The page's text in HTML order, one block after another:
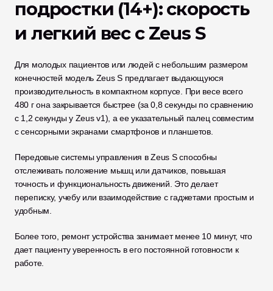
подростки (14+): скорость
и легкий вес с Zeus S
Для молодых пациентов или людей с небольшим размером
конечностей модель Zeus S предлагает выдающуюся
производительность в компактном корпусе. При весе всего
480 г она закрывается быстрее (за 0,8 секунды по сравнению
с 1,2 секунды у Zeus v1), а ее указательный палец совместим
с сенсорными экранами смартфонов и планшетов.
Передовые системы управления в Zeus S способны
отслеживать положение мышц или датчиков, повышая
точность и функциональность движений. Это делает
переписку, учебу или взаимодействие с гаджетами простым и
удобным.
Более того, ремонт устройства занимает менее 10 минут, что
дает пациенту уверенность в его постоянной готовности к
работе.